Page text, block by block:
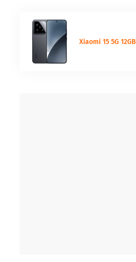
Xiaomi 15 je nejen výkonný, ale také
ergonomickému zpracování perfektně
odemykání, zatímco pokročilý systém
a prachu znamená, že se na telefon
Xiaomi 15 5G